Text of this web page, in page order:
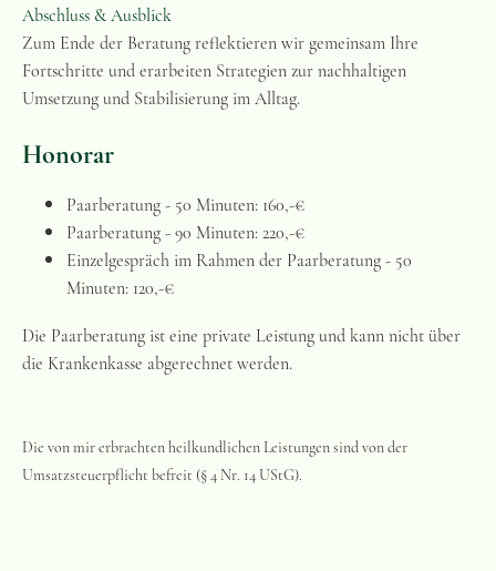
Abschluss & Ausblick
Zum Ende der Beratung reflektieren wir gemeinsam Ihre
Fortschritte und erarbeiten Strategien zur nachhaltigen
Umsetzung und Stabilisierung im Alltag.
Honorar
Paarberatung - 50 Minuten: 160,-€
Paarberatung - 90 Minuten: 220,-€
Einzelgespräch im Rahmen der Paarberatung - 50
Minuten: 120,-€
Die Paarberatung ist eine private Leistung und kann nicht über
die Krankenkasse abgerechnet werden.
Die von mir erbrachten heilkundlichen Leistungen sind von der
Umsatzsteuerpflicht befreit (§ 4 Nr. 14 UStG).